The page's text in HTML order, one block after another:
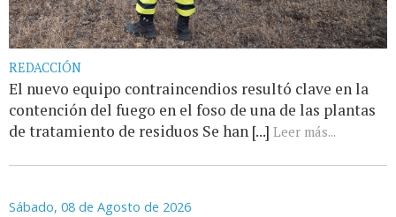
REDACCIÓN
El nuevo equipo contraincendios resultó clave en la
contención del fuego en el foso de una de las plantas
de tratamiento de residuos Se han [...] Leer más...
Sábado, 08 de Agosto de 2026